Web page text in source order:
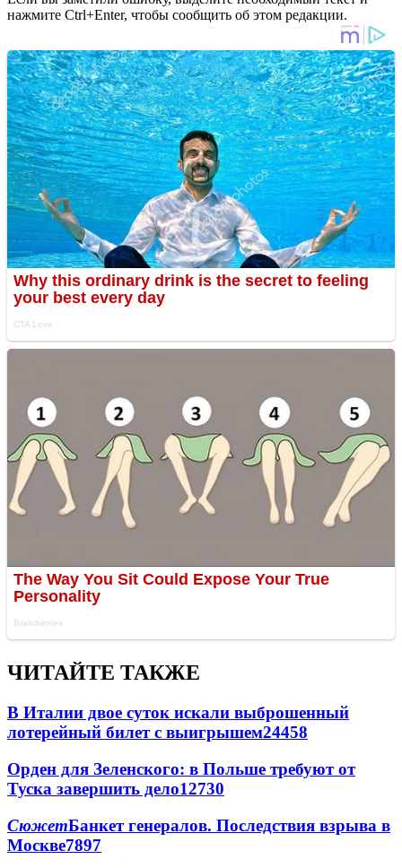
нажмите Ctrl+Enter, чтобы сообщить об этом редакции.
ЧИТАЙТЕ ТАКЖЕ
В Италии двое суток искали выброшенный
лотерейный билет с выигрышем24458
Орден для Зеленского: в Польше требуют от
Туска завершить дело12730
СюжетБанкет генералов. Последствия взрыва в
Москве7897